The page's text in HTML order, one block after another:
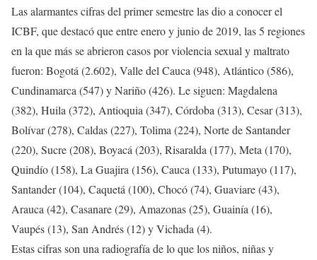
Las alarmantes cifras del primer semestre las dio a conocer el
ICBF, que destacó que entre enero y junio de 2019, las 5 regiones
en la que más se abrieron casos por violencia sexual y maltrato
fueron: Bogotá (2.602), Valle del Cauca (948), Atlántico (586),
Cundinamarca (547) y Nariño (426). Le siguen: Magdalena
(382), Huila (372), Antioquia (347), Córdoba (313), Cesar (313),
Bolívar (278), Caldas (227), Tolima (224), Norte de Santander
(220), Sucre (208), Boyacá (203), Risaralda (177), Meta (170),
Quindío (158), La Guajira (156), Cauca (133), Putumayo (117),
Santander (104), Caquetá (100), Chocó (74), Guaviare (43),
Arauca (42), Casanare (29), Amazonas (25), Guainía (16),
Vaupés (13), San Andrés (12) y Vichada (4).
Estas cifras son una radiografía de lo que los niños, niñas y